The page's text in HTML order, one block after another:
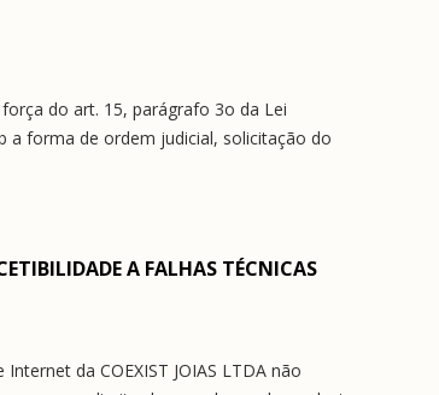
do art. 15, parágrafo 3o da Lei
a forma de ordem judicial, solicitação do
A FALHAS TÉCNICAS
da COEXIST JOIAS LTDA não